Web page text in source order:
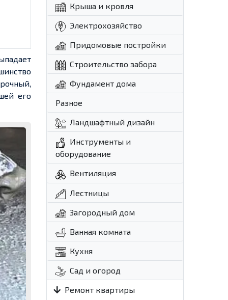
его
Крыша и кровля
Электрохозяйство
Придомовые постройки
Строительство забора
Фундамент дома
Разное
Ландшафтный дизайн
Инструменты и
оборудование
Вентиляция
Лестницы
Загородный дом
Ванная комната
Кухня
Сад и огород
Ремонт квартиры